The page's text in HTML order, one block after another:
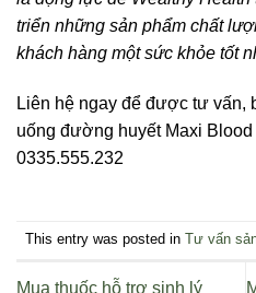
triển những sản phẩm chất
khách hàng một sức khỏe tốt
Liên hệ ngay để được tư vấn,
uống đường huyết Maxi
0335.555.232
This entry was posted in Tư vấn
Mua thuốc hỗ trợ sinh lý